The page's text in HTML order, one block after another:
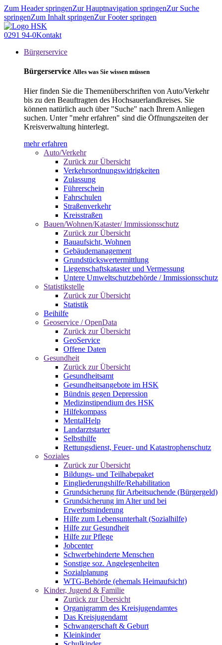
Zum Header springenZur Hauptnavigation springenZur Suche
springenZum Inhalt springenZur Footer springen
0291 94-0Kontakt
Bürgerservice
Bürgerservice Alles was Sie wissen müssen
Hier finden Sie die Themenüberschriften von Auto/Verkehr
bis zu den Beauftragten des Hochsauerlandkreises. Sie
können natürlich auch über "Suche" nach Ihrem Anliegen
suchen. Unter "mehr erfahren" sind die Öffnungszeiten der
Kreisverwaltung hinterlegt.
mehr erfahren
Auto/Verkehr
Zurück zur Übersicht
Verkehrsordnungswidrigkeiten
Zulassung
Führerschein
Fahrschulen
Straßenverkehr
Kreisstraßen
Bauen/Wohnen/Kataster/ Immissionsschutz
Zurück zur Übersicht
Bauaufsicht, Wohnen
Gebäudemanagement
Grundstückswertermittlung
Liegenschaftskataster und Vermessung
Untere Umweltschutzbehörde / Immissionsschutz
Statistikstelle
Zurück zur Übersicht
Statistik
Beihilfe
Geoservice / OpenData
Zurück zur Übersicht
GeoService
Offene Daten
Gesundheit
Zurück zur Übersicht
Gesundheitsamt
Gesundheitsangebote im HSK
Bündnis gegen Depression
Medizinstipendium des HSK
Hilfekompass
MentalHelp
Landarztstarter
Selbsthilfe
Rettungsdienst, Feuer- und Katastrophenschutz
Soziales
Zurück zur Übersicht
Bildungs- und Teilhabepaket
Eingliederungshilfe/Rehabilitation
Grundsicherung für Arbeitsuchende (Bürgergeld)
Grundsicherung im Alter und bei
Erwerbsminderung
Hilfe zum Lebensunterhalt (Sozialhilfe)
Hilfe zur Gesundheit
Hilfe zur Pflege
Jobcenter
Schwerbehinderte Menschen
Sonstige soz. Angelegenheiten
Sozialplanung
WTG-Behörde (ehemals Heimaufsicht)
Kinder, Jugend & Familie
Zurück zur Übersicht
Organigramm des Kreisjugendamtes
Das Kreisjugendamt
Schwangerschaft & Geburt
Kleinkinder